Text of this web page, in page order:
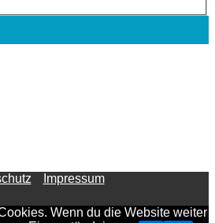
Impressum
Wenn du die Website weiter